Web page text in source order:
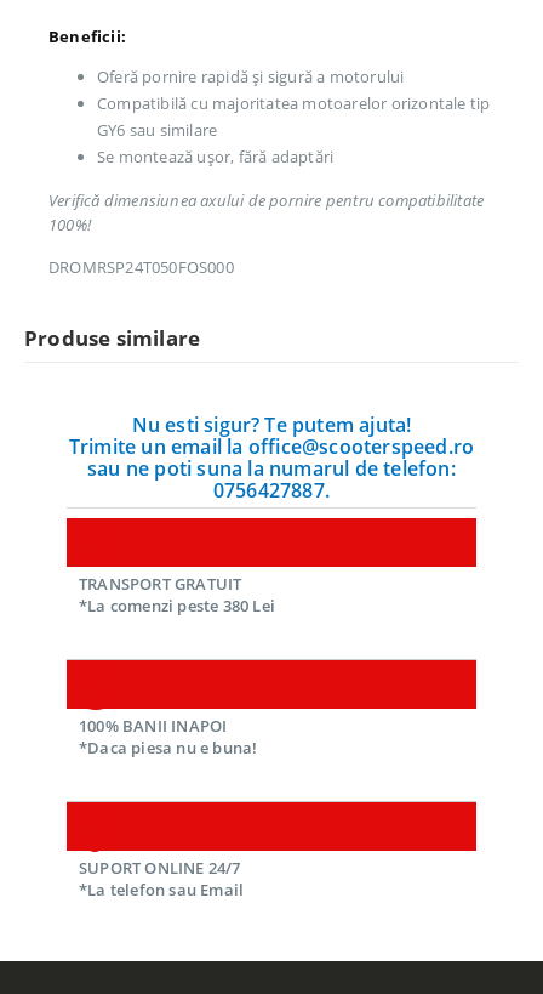
Beneficii:
Oferă pornire rapidă și sigură a motorului
Compatibilă cu majoritatea motoarelor orizontale tip
GY6 sau similare
Se montează ușor, fără adaptări
Verifică dimensiunea axului de pornire pentru compatibilitate
100%!
DROMRSP24T050FOS000
Produse similare
Nu esti sigur? Te putem ajuta!
Trimite un email la office@scooterspeed.ro
sau ne poti suna la numarul de telefon:
0756427887.
TRANSPORT GRATUIT
*La comenzi peste 380 Lei
100% BANII INAPOI
*Daca piesa nu e buna!
SUPORT ONLINE 24/7
*La telefon sau Email